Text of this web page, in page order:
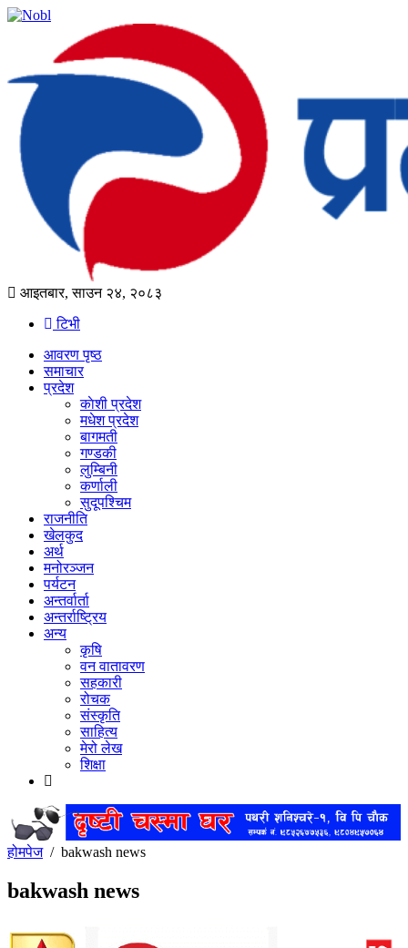
आइतबार, साउन २४, २०८३
टिभी
आवरण पृष्‍ठ
समाचार
प्रदेश
काेशी प्रदेश
मधेश प्रदेश
बागमती
गण्डकी
लुम्बिनी
कर्णाली
सुदूपश्‍चिम
राजनीति
खेलकुद
अर्थ
मनोरञ्‍जन
पर्यटन
अन्तर्वार्ता
अन्तर्राष्‍ट्रिय
अन्य
कृषि
वन वातावरण
सहकारी
रोचक
संस्कृति
साहित्य
मेरो लेख
शिक्षा
होमपेज/ bakwash news
bakwash news